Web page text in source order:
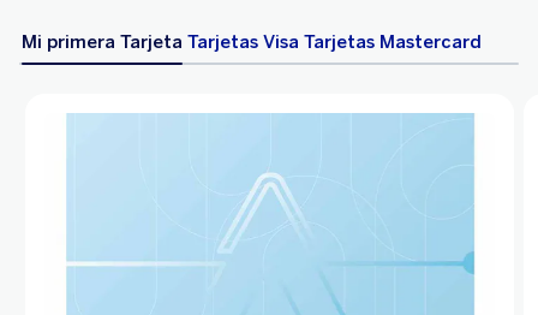
Mi primera Tarjeta Tarjetas Visa Tarjetas Mastercard